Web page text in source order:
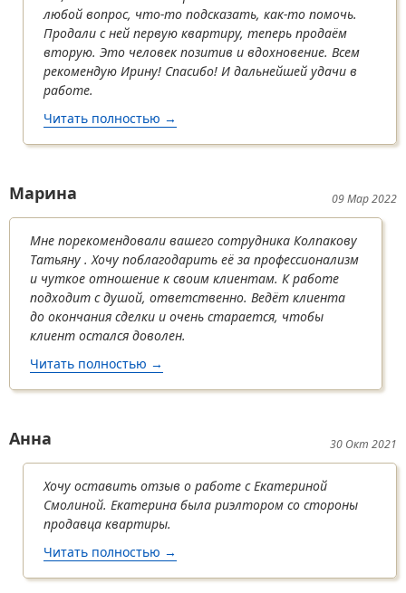
любой вопрос, что-то подсказать, как-то помочь.
Продали с ней первую квартиру, теперь продаём
вторую. Это человек позитив и вдохновение. Всем
рекомендую Ирину! Спасибо! И дальнейшей удачи в
работе.
Читать полностью о Мария
→
09 Мар 2022
Марина
Мне порекомендовали вашего сотрудника Колпакову
Татьяну . Хочу поблагодарить её за профессионализм
и чуткое отношение к своим клиентам. К работе
подходит с душой, ответственно. Ведёт клиента
до окончания сделки и очень старается, чтобы
клиент остался доволен.
Читать полностью о Марина
→
30 Окт 2021
Анна
Хочу оставить отзыв о работе с Екатериной
Смолиной. Екатерина была риэлтором со стороны
продавца квартиры.
Читать полностью о Анна
→